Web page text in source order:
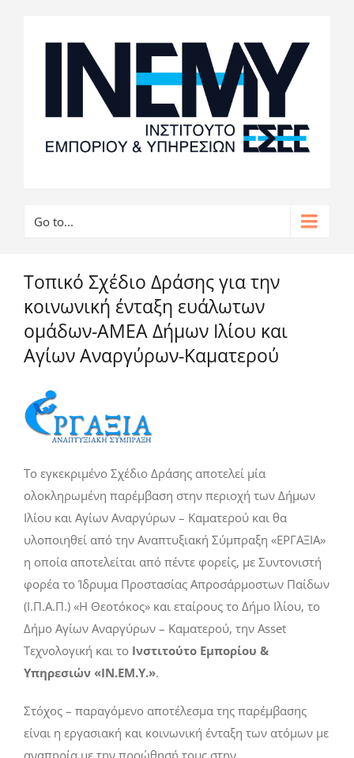
Go to...
Τοπικό Σχέδιο Δράσης για την
κοινωνική ένταξη ευάλωτων
ομάδων-ΑΜΕΑ Δήμων Ιλίου και
Αγίων Αναργύρων-Καματερού
Το εγκεκριμένο Σχέδιο Δράσης αποτελεί μία
ολοκληρωμένη παρέμβαση στην περιοχή των Δήμων
Ιλίου και Αγίων Αναργύρων – Καματερού και θα
υλοποιηθεί από την Αναπτυξιακή Σύμπραξη «ΕΡΓΑΞΙΑ»
η οποία αποτελείται από πέντε φορείς, με Συντονιστή
φορέα το Ίδρυμα Προστασίας Απροσάρμοστων Παίδων
(Ι.Π.Α.Π.) «Η Θεοτόκος» και εταίρους το Δήμο Ιλίου, το
Δήμο Αγίων Αναργύρων – Καματερού, την Asset
Τεχνολογική και το Ινστιτούτο Εμπορίου &
Υπηρεσιών «IN.EM.Υ.».
Στόχος – παραγόμενο αποτέλεσμα της παρέμβασης
είναι η εργασιακή και κοινωνική ένταξη των ατόμων με